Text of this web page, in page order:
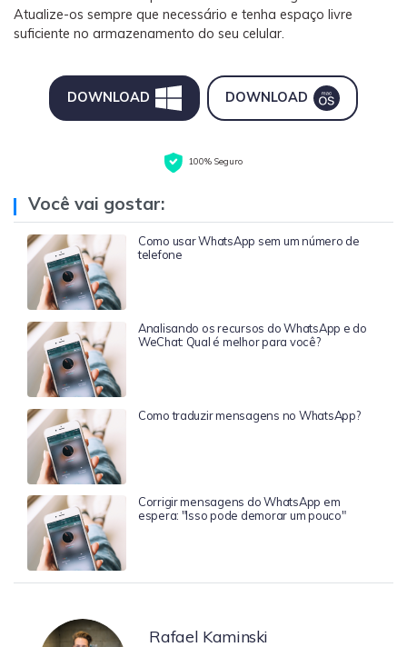
Atualize-os sempre que necessário e tenha espaço livre
suficiente no armazenamento do seu celular.
DOWNLOAD DOWNLOAD
100% Seguro
Você vai gostar:
Como usar WhatsApp sem um número de
telefone
Analisando os recursos do WhatsApp e do
WeChat: Qual é melhor para você?
Como traduzir mensagens no WhatsApp?
Corrigir mensagens do WhatsApp em
espera: "Isso pode demorar um pouco"
Rafael Kaminski